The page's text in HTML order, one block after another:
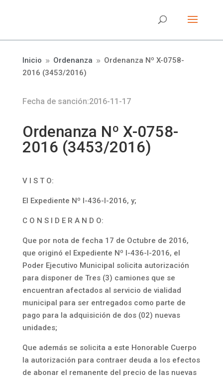
Inicio 9 Ordenanza 9 Ordenanza Nº X-0758-
2016 (3453/2016)
Fecha de sanción:2016-11-17
Ordenanza Nº X-0758-
2016 (3453/2016)
V I S T O:
El Expediente Nº I-436-I-2016, y;
C O N S I D E R A N D O:
Que por nota de fecha 17 de Octubre de 2016,
que originó el Expediente Nº I-436-I-2016, el
Poder Ejecutivo Municipal solicita autorización
para disponer de Tres (3) camiones que se
encuentran afectados al servicio de vialidad
municipal para ser entregados como parte de
pago para la adquisición de dos (02) nuevas
unidades;
Que además se solicita a este Honorable Cuerpo
la autorización para contraer deuda a los efectos
de abonar el remanente del precio de las nuevas